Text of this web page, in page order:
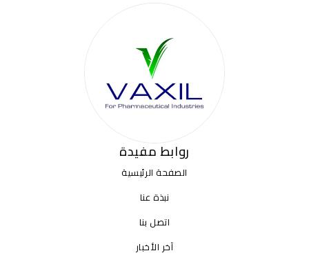
روابط مفيدة
الصفحة الرئيسية
نبذة عنا
اتصل بنا
آخر الأخبار